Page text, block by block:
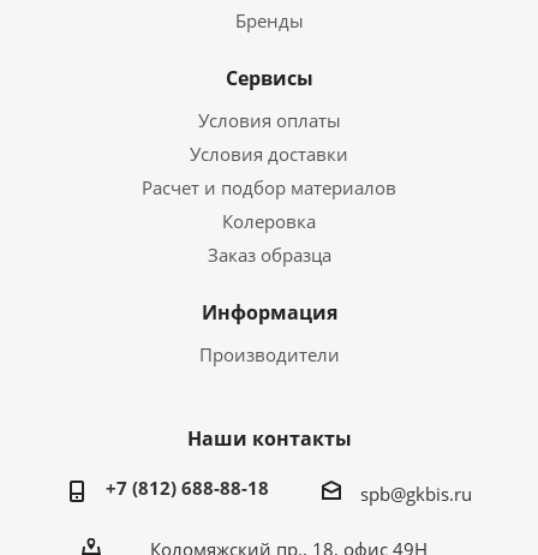
Бренды
Сервисы
Условия оплаты
Условия доставки
Расчет и подбор материалов
Колеровка
Заказ образца
Информация
Производители
Наши контакты
+7 (812) 688-88-18 spb@gkbis.ru
Коломяжский пр., 18, офис 49Н